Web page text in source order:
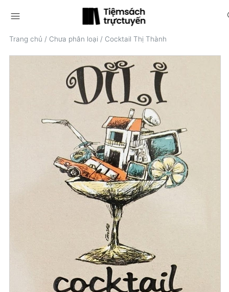
menu
Trang chủ / Chưa phân loại / Cocktail Thị Thành